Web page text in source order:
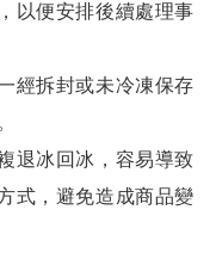
以便安排後續處理事
經拆封或未冷凍保存
退冰回冰，容易導致
式，避免造成商品變